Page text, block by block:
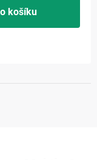
košíku